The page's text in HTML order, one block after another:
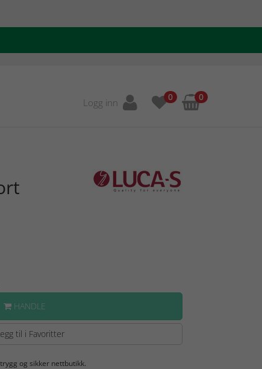
Logg inn 0 0
HANDLE
til i Favoritter
og sikker nettbutikk.